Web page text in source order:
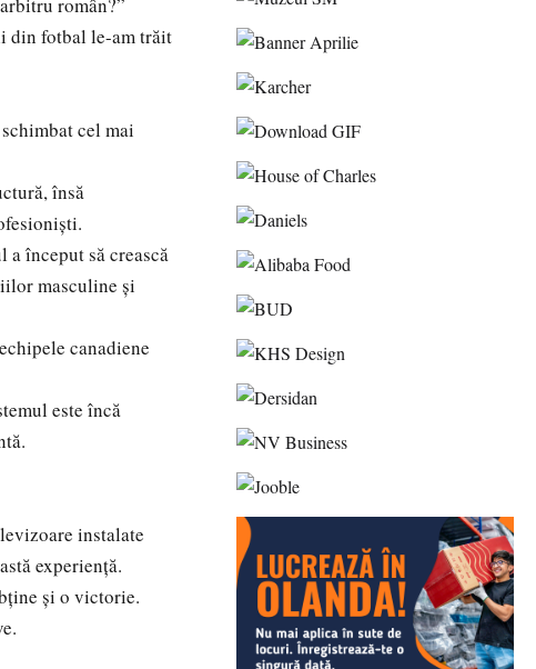
din fotbal le-am trăit
cel mai
însă
început să crească
masculine și
canadiene
este încă
instalate
experiență.
și o victorie.